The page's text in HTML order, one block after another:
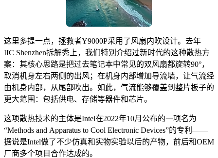
这里多提一点，拯救者Y9000P采用了风扇内吹设计。去年
IIC Shenzhen拆解秀上，我们特别介绍过新时代的这种散热方
案：其核心思路是把过去笔记本中常见的双风扇都旋转90°，
取消机身左右两侧的出风；在机身内部增加导流墙，让气流经
由机身内部，从尾部吹出。如此，气流能够覆盖到整片板子的
更大范围：包括供电、存储等器件和芯片。
这项散热技术的主体是Intel在2022年10月公布的一项名为
“Methods and Apparatus to Cool Electronic Devices”的专利——
据说是Intel做了不少仿真和实物实验以后的产物，前后和OEM
厂商多个项目合作达成的。